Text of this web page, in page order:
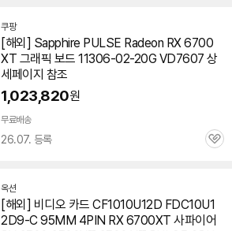
쿠팡
[해외] Sapphire PULSE Radeon RX 6700
XT 그래픽 보드 11306-02-20G VD7607 상
세페이지 참조
1,023,820원
무료배송
26.07. 등록
관
옥션
[해외] 비디오 카드 CF1010U12D FDC10U1
2D9-C 95MM 4PIN RX6700XT 사파이어